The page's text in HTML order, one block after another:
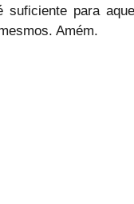
para
Amém.